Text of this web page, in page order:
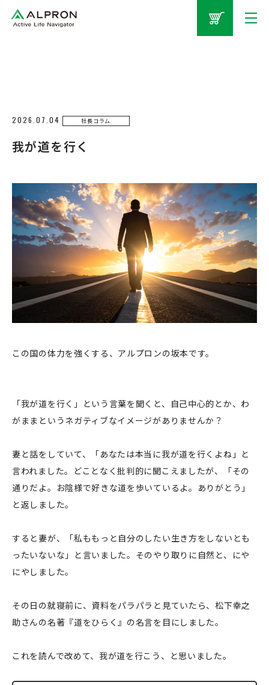
2026.07.04 社長コラム
我が道を行く
この国の体力を強くする、アルプロンの坂本です。
「我が道を行く」という言葉を聞くと、自己中心的とか、わ
がままというネガティブなイメージがありませんか？
妻と話をしていて、「あなたは本当に我が道を行くよね」と
言われました。どことなく批判的に聞こえましたが、「その
通りだよ。お陰様で好きな道を歩いているよ。ありがとう」
と返しました。
すると妻が、「私ももっと自分のしたい生き方をしないとも
ったいないな」と言いました。そのやり取りに自然と、にや
にやしました。
その日の就寝前に、資料をパラパラと見ていたら、松下幸之
助さんの名著『道をひらく』の名言を目にしました。
これを読んで改めて、我が道を行こう、と思いました。